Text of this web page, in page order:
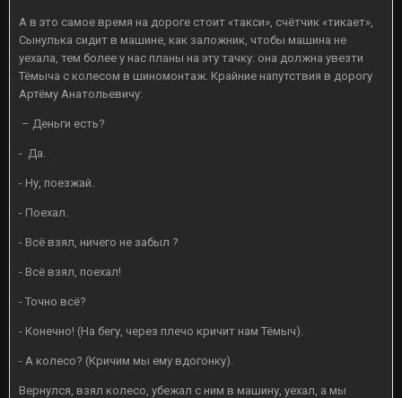
А в это самое время на дороге стоит «такси», счётчик «тикает»,
Сынулька сидит в машине, как заложник, чтобы машина не
уехала, тем более у нас планы на эту тачку: она должна увезти
Тёмыча с колесом в шиномонтаж. Крайние напутствия в дорогу
Артёму Анатольевичу:
– Деньги есть?
- Да.
- Ну, поезжай.
- Поехал.
- Всё взял, ничего не забыл ?
- Всё взял, поехал!
- Точно всё?
- Конечно! (На бегу, через плечо кричит нам Тёмыч).
- А колесо? (Кричим мы ему вдогонку).
Вернулся, взял колесо, убежал с ним в машину, уехал, а мы